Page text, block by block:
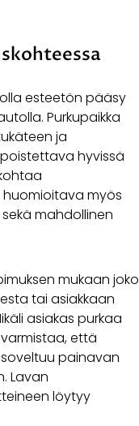
esteetön pääsy
Purkupaikka
ja
hyvissä
myös
mahdollinen
mukaan joko
tai asiakkaan
asiakas purkaa
että
painavan
Lavan
löytyy